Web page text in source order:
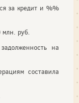
за кредит и %%
млн. руб.
на
составила